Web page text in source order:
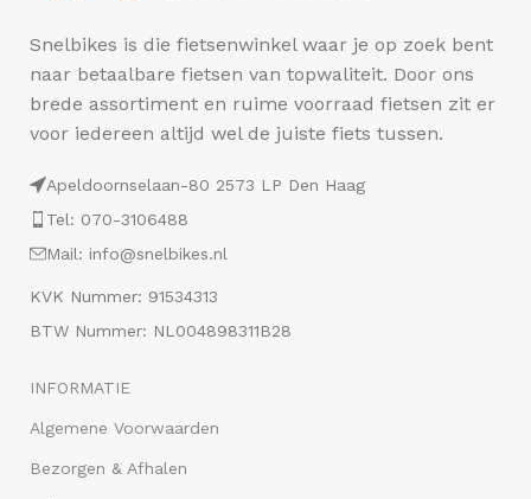
Snelbikes is die fietsenwinkel waar je op zoek bent
naar betaalbare fietsen van topwaliteit. Door ons
brede assortiment en ruime voorraad fietsen zit er
voor iedereen altijd wel de juiste fiets tussen.
Apeldoornselaan-80 2573 LP Den Haag
Tel: 070-3106488
Mail: info@snelbikes.nl
KVK Nummer: 91534313
BTW Nummer: NL004898311B28
INFORMATIE
Algemene Voorwaarden
Bezorgen & Afhalen